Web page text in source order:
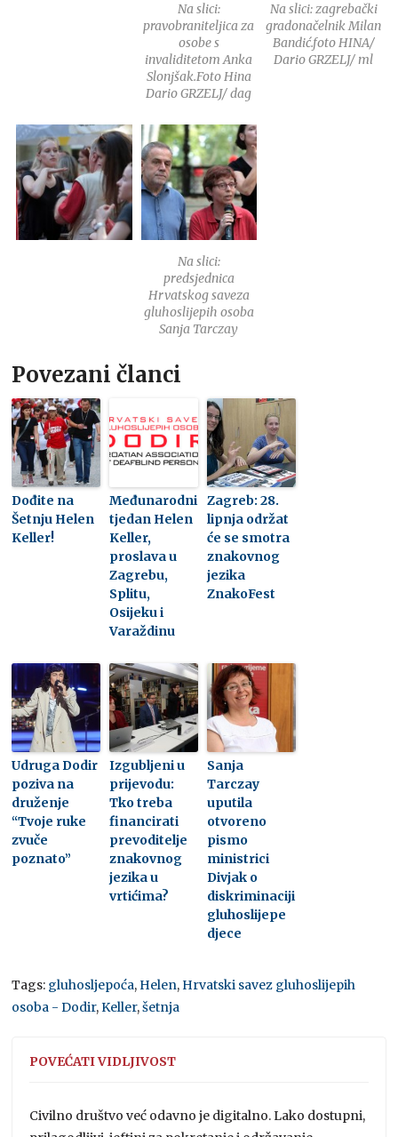
Na slici:
pravobraniteljica za
osobe s
invaliditetom Anka
Slonjšak.Foto Hina
Dario GRZELJ/ dag
Na slici: zagrebački
gradonačelnik Milan
Bandić.foto HINA/
Dario GRZELJ/ ml
Na slici:
predsjednica
Hrvatskog saveza
gluhoslijepih osoba
Sanja Tarczay
Povezani članci
Dođite na
Šetnju Helen
Keller!
Međunarodni
tjedan Helen
Keller,
proslava u
Zagrebu,
Splitu,
Osijeku i
Varaždinu
Zagreb: 28.
lipnja održat
će se smotra
znakovnog
jezika
ZnakoFest
Udruga Dodir
poziva na
druženje
“Tvoje ruke
zvuče
poznato”
Izgubljeni u
prijevodu:
Tko treba
financirati
prevoditelje
znakovnog
jezika u
vrtićima?
Sanja
Tarczay
uputila
otvoreno
pismo
ministrici
Divjak o
diskriminaciji
gluhoslijepe
djece
Tags: gluhosljepoća, Helen, Hrvatski savez gluhoslijepih
osoba - Dodir,Keller,šetnja
POVEĆATI VIDLJIVOST
Civilno društvo već odavno je digitalno. Lako dostupni,